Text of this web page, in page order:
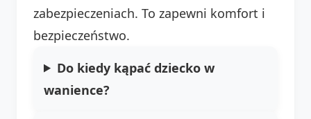
zabezpieczeniach. To zapewni komfort i
bezpieczeństwo.
Do kiedy kąpać dziecko w
wanience?